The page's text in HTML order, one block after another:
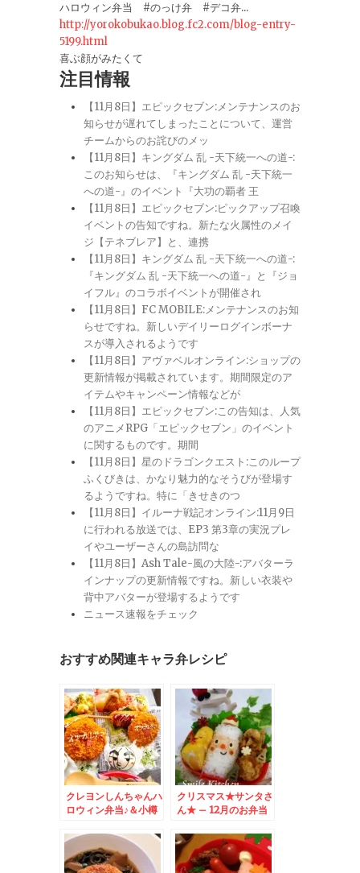
ハロウィン弁当 #のっけ弁 #デコ弁...
http://yorokobukao.blog.fc2.com/blog-entry-
5199.html
喜ぶ顔がみたくて
注目情報
【11月8日】エピックセブン:メンテナンスのお
知らせが遅れてしまったことについて、運営
チームからのお詫びのメッ
【11月8日】キングダム 乱 -天下統一への道-:
このお知らせは、『キングダム 乱 -天下統一
への道-』のイベント『大功の覇者 王
【11月8日】エピックセブン:ピックアップ召喚
イベントの告知ですね。新たな火属性のメイ
ジ【テネブレア】と、連携
【11月8日】キングダム 乱 -天下統一への道-:
『キングダム 乱 -天下統一への道-』と『ジョ
イフル』のコラボイベントが開催され
【11月8日】FC MOBILE:メンテナンスのお知
らせですね。新しいデイリーログインボーナ
スが導入されるようです
【11月8日】アヴァベルオンライン:ショップの
更新情報が掲載されています。期間限定のア
イテムやキャンペーン情報などが
【11月8日】エピックセブン:この告知は、人気
のアニメRPG「エピックセブン」のイベント
に関するものです。期間
【11月8日】星のドラゴンクエスト:このループ
ふくびきは、かなり魅力的なそうびが登場す
るようですね。特に「きせきのつ
【11月8日】イルーナ戦記オンライン:11月9日
に行われる放送では、EP3 第3章の実況プレ
イやユーザーさんの島訪問な
【11月8日】Ash Tale-風の大陸-:アバターラ
インナップの更新情報ですね。新しい衣装や
背中アバターが登場するようです
ニュース速報をチェック
おすすめ関連キャラ弁レシピ
クレヨンしんちゃんハ
ロウィン弁当♪＆小樽
ラ♪
クリスマス★サンタさ
ん★ – 12月のお弁当
まり☆